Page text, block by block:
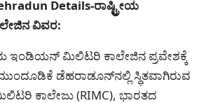
Details-ರಾಷ್ಟ್ರೀಯ
ವಿವರ:
ಇಂಡಿಯನ್ ಮಿಲಿಟರಿ ಕಾಲೇಜಿನ ಪ್ರವೇಶಕ್ಕೆ
ಡೆಹರಾಡೂನ್‌ನಲ್ಲಿ ಸ್ಥಿತವಾಗಿರುವ
ಕಾಲೇಜು (RIMC), ಭಾರತದ